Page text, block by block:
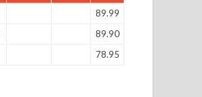
89.99
89.90
78.95